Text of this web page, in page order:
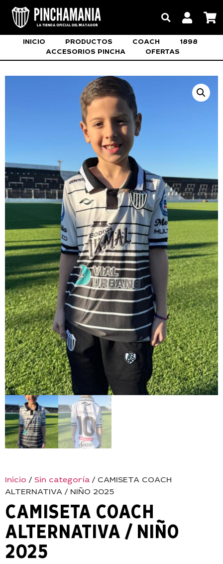
INICIO PRODUCTOS COACH
1898
ACCESORIOS PINCHA
OFERTAS
Inicio / Sin categoría / CAMISETA COACH
ALTERNATIVA / NIÑO 2025
CAMISETA COACH
ALTERNATIVA / NIÑO
2025